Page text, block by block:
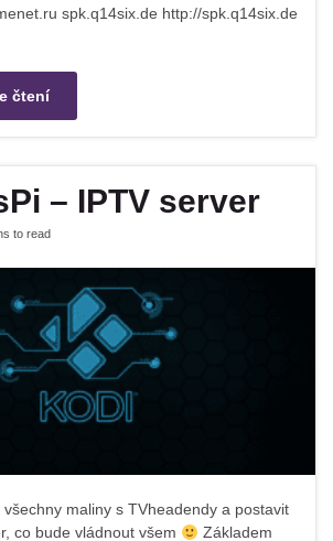
spk.q14six.de http://spk.q14six.de
čtení
– IPTV server
to read
maliny s TVheadendy a postavit
co bude vládnout všem
Základem